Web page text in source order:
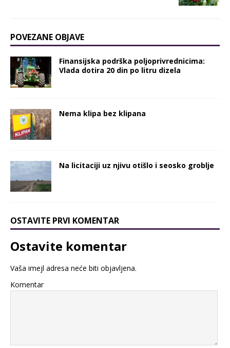
POVEZANE OBJAVE
Finansijska podrška poljoprivrednicima:
Vlada dotira 20 din po litru dizela
Nema klipa bez klipana
Na licitaciji uz njivu otišlo i seosko groblje
OSTAVITE PRVI KOMENTAR
Ostavite komentar
Vaša imejl adresa neće biti objavljena.
Komentar